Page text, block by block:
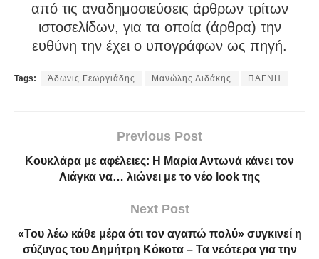
από τις αναδημοσιεύσεις άρθρων τρίτων
ιστοσελίδων, για τα οποία (άρθρα) την
ευθύνη την έχει ο υπογράφων ως πηγή.
Tags: Άδωνις Γεωργιάδης Μανώλης Λιδάκης ΠΑΓΝΗ
Previous Post
Κουκλάρα με αφέλειες: Η Μαρία Αντωνά κάνει τον
Λιάγκα να… λιώνει με το νέο look της
Next Post
«Του λέω κάθε μέρα ότι τον αγαπώ πολύ» συγκινεί η
σύζυγος του Δημήτρη Κόκοτα – Τα νεότερα για την